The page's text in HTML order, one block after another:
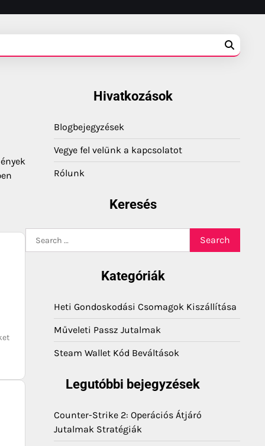
Hivatkozások
Blogbejegyzések
Vegye fel velünk a kapcsolatot
Rólunk
Keresés
for:
Kategóriák
Heti Gondoskodási Csomagok Kiszállítása
Műveleti Passz Jutalmak
Steam Wallet Kód Beváltások
Legutóbbi bejegyzések
Counter-Strike 2: Operációs Átjáró
Jutalmak Stratégiák